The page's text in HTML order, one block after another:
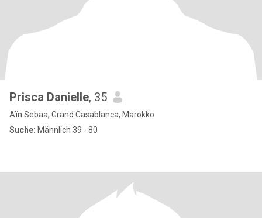
Prisca Danielle, 35
Aïn Sebaa, Grand Casablanca, Marokko
Suche: Männlich 39 - 80